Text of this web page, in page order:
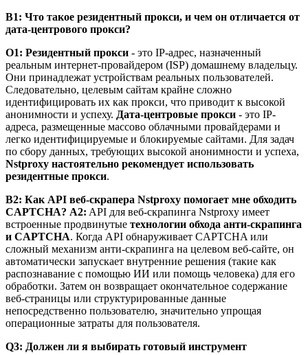
В1: Что такое резидентный прокси, и чем он отличается от
дата-центрового прокси?
О1: Резидентный прокси - это IP-адрес, назначенный
реальным интернет-провайдером (ISP) домашнему владельцу.
Они принадлежат устройствам реальных пользователей.
Следовательно, целевым сайтам крайне сложно
идентифицировать их как прокси, что приводит к высокой
анонимности и успеху. Дата-центровые прокси - это IP-
адреса, размещенные массово облачными провайдерами и
легко идентифицируемые и блокируемые сайтами. Для задач
по сбору данных, требующих высокой анонимности и успеха,
Nstproxy настоятельно рекомендует использовать
резидентные прокси.
В2: Как API веб-скрапера Nstproxy помогает мне обходить
CAPTCHA? A2: API для веб-скрапинга Nstproxy имеет
встроенные продвинутые технологии обхода анти-скрапинга
и CAPTCHA. Когда API обнаруживает CAPTCHA или
сложный механизм анти-скрапинга на целевом веб-сайте, он
автоматически запускает внутренние решения (такие как
распознавание с помощью ИИ или помощь человека) для его
обработки. Затем он возвращает окончательное содержание
веб-страницы или структурированные данные
непосредственно пользователю, значительно упрощая
операционные затраты для пользователя.
Q3: Должен ли я выбирать готовый инструмент